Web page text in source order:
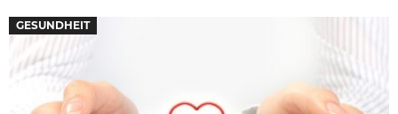
GESUNDHEIT